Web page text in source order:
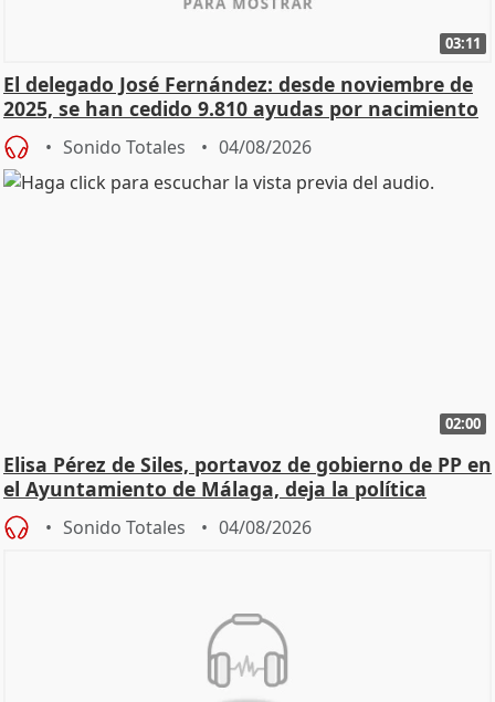
03:11
El delegado José Fernández: desde noviembre de
2025, se han cedido 9.810 ayudas por nacimiento
Sonido Totales 04/08/2026
02:00
Elisa Pérez de Siles, portavoz de gobierno de PP en
el Ayuntamiento de Málaga, deja la política
Sonido Totales 04/08/2026